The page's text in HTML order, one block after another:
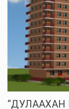
“ДУЛААХАН